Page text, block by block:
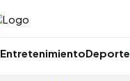
Entretenimiento